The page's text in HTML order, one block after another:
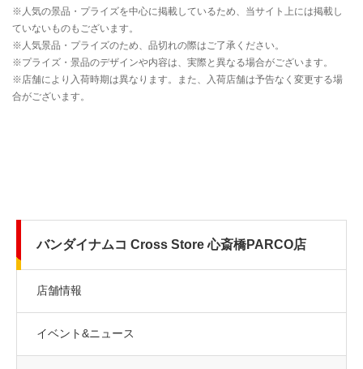
バンダイナムコ Cross Store 心斎橋PARCO店
店舗情報
イベント&ニュース